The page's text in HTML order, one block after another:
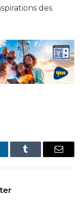
des
Tumblr Email